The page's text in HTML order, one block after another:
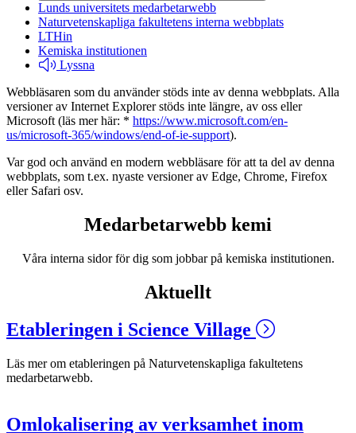
Lunds universitets medarbetarwebb
Naturvetenskapliga fakultetens interna webbplats
LTHin
Kemiska institutionen
Lyssna
Webbläsaren som du använder stöds inte av denna webbplats. Alla
versioner av Internet Explorer stöds inte längre, av oss eller
Microsoft (läs mer här: * https://www.microsoft.com/en-
us/microsoft-365/windows/end-of-ie-support).
Var god och använd en modern webbläsare för att ta del av denna
webbplats, som t.ex. nyaste versioner av Edge, Chrome, Firefox
eller Safari osv.
Medarbetarwebb kemi
Våra interna sidor för dig som jobbar på kemiska institutionen.
Aktuellt
Etableringen i Science Village
Läs mer om etableringen på Naturvetenskapliga fakultetens
medarbetarwebb.
Omlokalisering av verksamhet inom